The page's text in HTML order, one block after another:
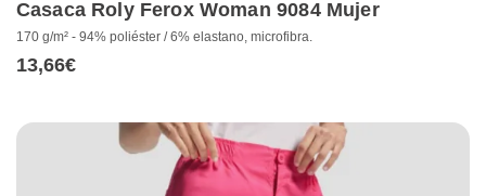
Casaca Roly Ferox Woman 9084 Mujer
170 g/m² - 94% poliéster / 6% elastano, microfibra.
13,66€